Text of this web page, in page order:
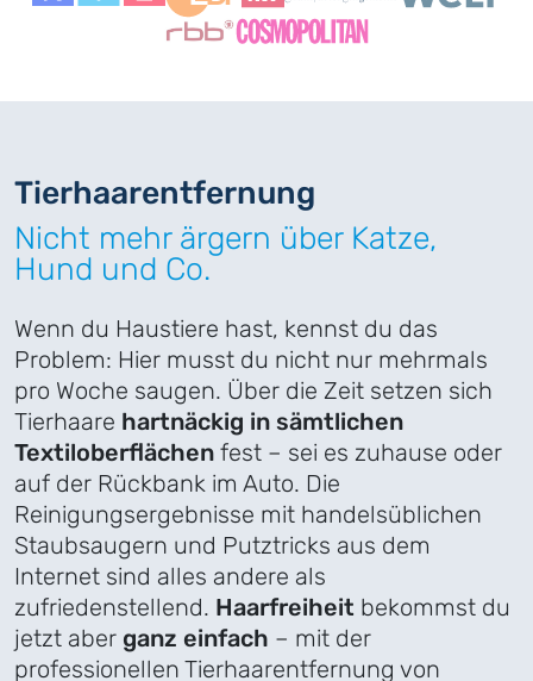
Tierhaar­entfernung
Nicht mehr ärgern über Katze,
Hund und Co.
Wenn du Haustiere hast, kennst du das
Problem: Hier musst du nicht nur mehrmals
pro Woche saugen. Über die Zeit setzen sich
Tierhaare hartnäckig in sämtlichen
Textiloberflächen fest – sei es zuhause oder
auf der Rückbank im Auto. Die
Reinigungsergebnisse mit handelsüblichen
Staubsaugern und Putztricks aus dem
Internet sind alles andere als
zufriedenstellend. Haarfreiheit bekommst du
jetzt aber ganz einfach – mit der
professionellen Tierhaarentfernung von